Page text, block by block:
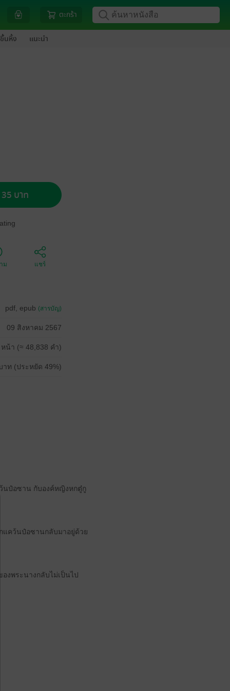
ตะกร้า
นหิ้ง แนะนำ
บาท
ม แชร์
pdf, epub (สารบัญ)
09 สิงหาคม 2567
น้า (≈ 48,838 คำ)
าท (ประหยัด 49%)
นป๋อซาน กับองค์หญิงหกตู๋กู
แคว้นป๋อซานกลับมาอยู่ด้วย
งพระนางกลับไม่เป็นไป